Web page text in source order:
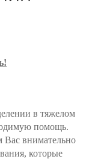
в тяжелом
помощь.
Вас внимательно
которые